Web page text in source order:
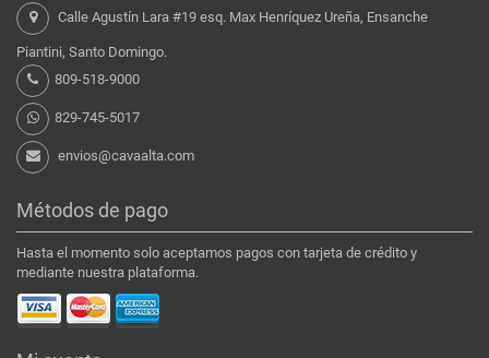
Calle Agustín Lara #19 esq. Max Henríquez Ureña, Ensanche
Piantini, Santo Domingo.
809-518-9000
829-745-5017
envios@cavaalta.com
Métodos de pago
Hasta el momento solo aceptamos pagos con tarjeta de crédito y
mediante nuestra plataforma.